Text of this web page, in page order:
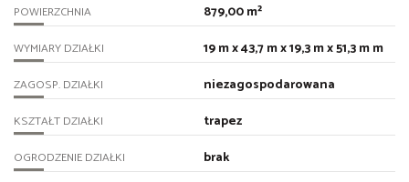
POWIERZCHNIA 879,00 m²
WYMIARY DZIAŁKI 19 m x 43,7 m x 19,3 m x 51,3 m m
ZAGOSP. DZIAŁKI niezagospodarowana
KSZTAŁT DZIAŁKI trapez
OGRODZENIE DZIAŁKI brak